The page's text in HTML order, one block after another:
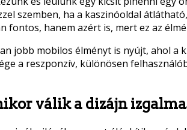
szemben, ha a kaszinóoldal
hanem azért is, mert ez az
jobb mobilos élményt is nyújt, ahol a
a reszponzív, különösen
válik a dizájn